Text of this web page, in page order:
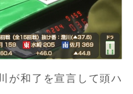
が和了を宣言して頭ハ